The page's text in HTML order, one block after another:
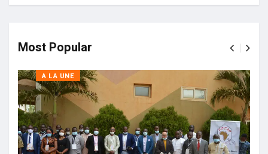
Most Popular
A LA UNE